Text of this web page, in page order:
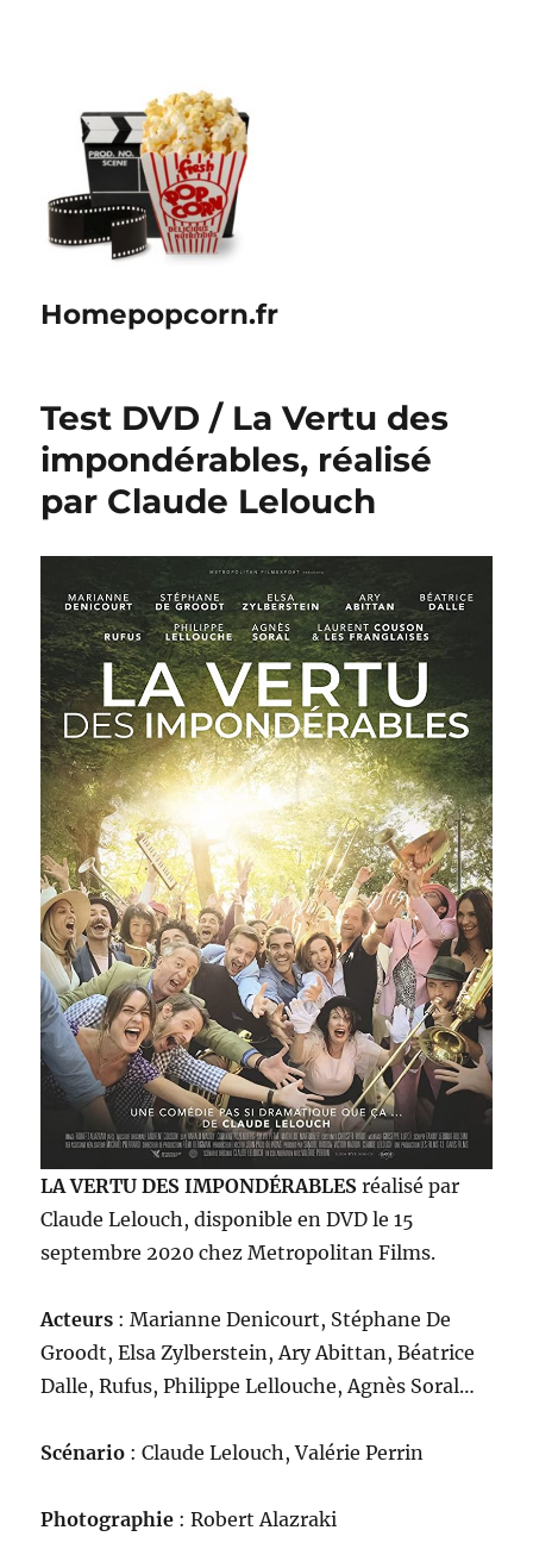
Homepopcorn.fr
Test DVD / La Vertu des
impondérables, réalisé
par Claude Lelouch
LA VERTU DES IMPONDÉRABLESréalisé par
Claude Lelouch, disponible en DVD le 15
septembre 2020 chez Metropolitan Films.
Acteurs : Marianne Denicourt, Stéphane De
Groodt, Elsa Zylberstein, Ary Abittan, Béatrice
Dalle, Rufus, Philippe Lellouche, Agnès Soral…
Scénario : Claude Lelouch, Valérie Perrin
Photographie : Robert Alazraki